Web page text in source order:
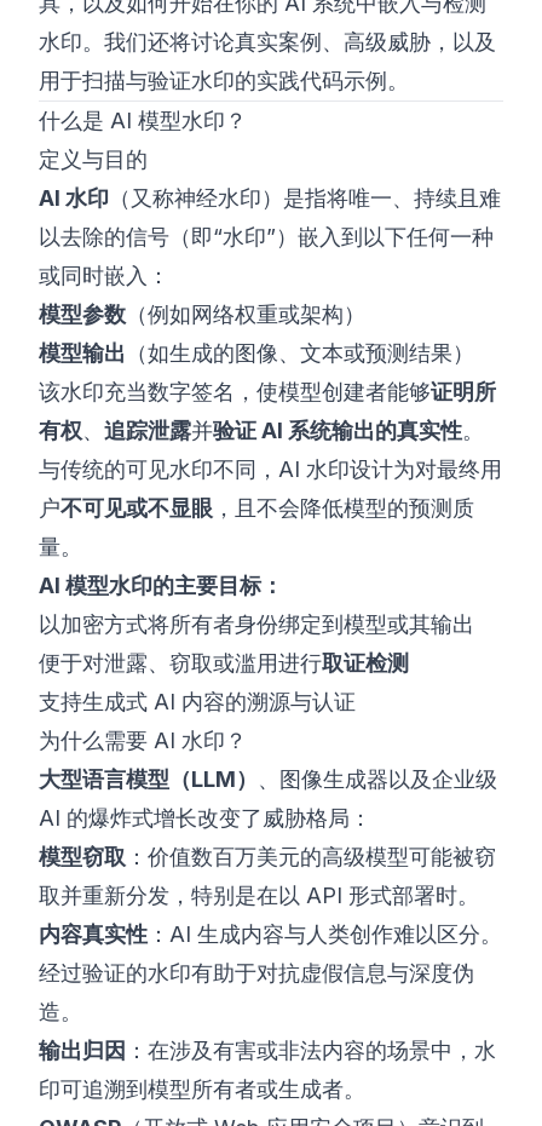
水印。我们还将讨论真实案例、高级威胁，以及
用于扫描与验证水印的实践代码示例。
什么是 AI 模型水印？
定义与目的
AI 水印 （又称神经水印）是指将唯一、持续且难
以去除的信号（即“水印”）嵌入到以下任何一种
或同时嵌入：
模型参数 （例如网络权重或架构）
模型输出 （如生成的图像、文本或预测结果）
该水印充当数字签名，使模型创建者能够证明所
有权、 追踪泄露并验证 AI 系统输出的真实性。
与传统的可见水印不同，AI 水印设计为对最终用
户不可见或不显眼 ，且不会降低模型的预测质
量。
AI 模型水印的主要目标：
以加密方式将所有者身份绑定到模型或其输出
便于对泄露、窃取或滥用进行取证检测
支持生成式 AI 内容的溯源与认证
为什么需要 AI 水印？
大型语言模型（LLM） 、图像生成器以及企业级
AI 的爆炸式增长改变了威胁格局：
模型窃取 ：价值数百万美元的高级模型可能被窃
取并重新分发，特别是在以 API 形式部署时。
内容真实性 ：AI 生成内容与人类创作难以区分。
经过验证的水印有助于对抗虚假信息与深度伪
造。
输出归因 ：在涉及有害或非法内容的场景中，水
印可追溯到模型所有者或生成者。